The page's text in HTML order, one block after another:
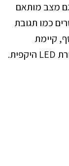
מצב מותאם
כמו תגובת
קיימת